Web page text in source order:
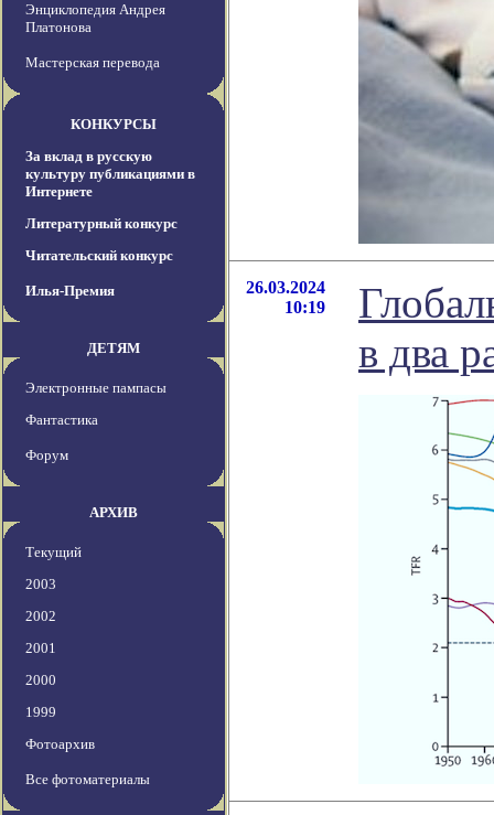
Энциклопедия Андрея
Платонова
Мастерская перевода
КОНКУРСЫ
За вклад в русскую
культуру публикациями в
Интернете
Литературный конкурс
Читательский конкурс
Илья-Премия
ДЕТЯМ
Электронные пампасы
Фантастика
Форум
АРХИВ
Текущий
2003
2002
2001
2000
1999
Фотоархив
Все фотоматериалы
26.03.2024
10:19
в два